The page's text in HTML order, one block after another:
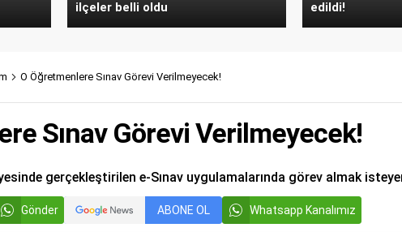
ilçeler belli oldu
edildi!
O Öğretmenlere Sınav Görevi Verilmeyecek!
Sınav Görevi Verilmeyecek!
gerçekleştirilen e-Sınav uygulamalarında görev almak
Gönder ABONE OL Whatsapp Kanalımız